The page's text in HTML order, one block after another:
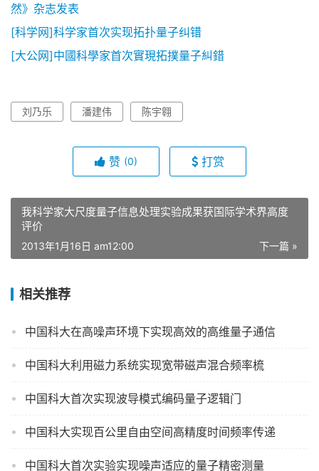
然》杂志发表
[科学网]科学家首次实现拓扑量子纠错
[大公网]中國科學家首次實現拓撲量子糾錯
刘乃乐 潘建伟 陈宇翱
赞 (0) 打赏
我科学家大尺度量子信息处理实验成果获国际学术界高度
评价
下一篇 »
2013年1月16日 am12:00
相关推荐
中国科大在高噪声环境下实现高效的高维量子通信
中国科大利用磁力系统实现宽带磁声混合频率梳
中国科大首次实现波导模式编码量子逻辑门
中国科大实现百公里自由空间高精度时间频率传递
中国科大首次实验实现噪声适应的量子精密测量